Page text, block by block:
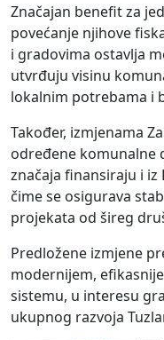
Značajan benefit za
povećanje njihove
i gradovima ostavlja
utvrđuju visinu
lokalnim potrebama i
Također, izmjenama
određene komunalne
značaja finansiraju i iz
čime se osigurava
projekata od šireg
Predložene izmjene
modernijem,
sistemu, u interesu
ukupnog razvoja